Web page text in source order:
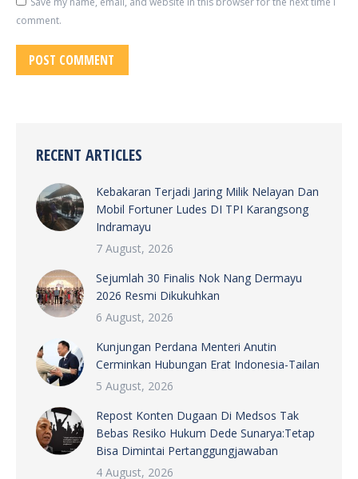
comment.
POST COMMENT
RECENT ARTICLES
Kebakaran Terjadi Jaring Milik Nelayan Dan
Mobil Fortuner Ludes DI TPI Karangsong
Indramayu
7 August, 2026
Sejumlah 30 Finalis Nok Nang Dermayu
2026 Resmi Dikukuhkan
6 August, 2026
Kunjungan Perdana Menteri Anutin
Cerminkan Hubungan Erat Indonesia-Tailan
5 August, 2026
Repost Konten Dugaan Di Medsos Tak
Bebas Resiko Hukum Dede Sunarya:Tetap
Bisa Dimintai Pertanggungjawaban
4 August, 2026